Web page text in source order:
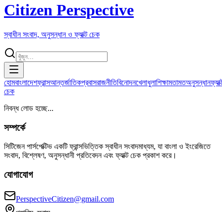
Citizen Perspective
স্বাধীন সংবাদ, অনুসন্ধান ও ফ্যাক্ট চেক
হোমবাংলাদেশফ্রান্সআন্তর্জাতিকপ্রবাসরাজনীতিবিনোদনখেলাধুলাশিক্ষামতামতঅনুসন্ধান
চেক
নিবন্ধ লোড হচ্ছে...
সম্পর্কে
সিটিজেন পার্সপেক্টিভ একটি ফ্রান্সভিত্তিক স্বাধীন সংবাদমাধ্যম, যা বাংলা ও ইংরেজিতে
সংবাদ, বিশ্লেষণ, অনুসন্ধানী প্রতিবেদন এবং ফ্যাক্ট চেক প্রকাশ করে।
যোগাযোগ
PerspectiveCitizen@gmail.com